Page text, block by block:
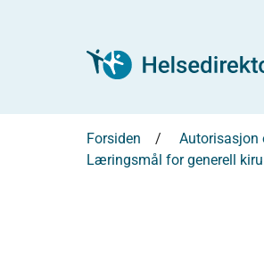
Forsiden Autorisasjon
Læringsmål for generell